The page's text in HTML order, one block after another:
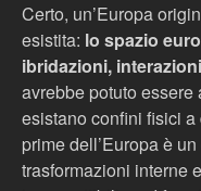
Certo, un’Europa
esistita: lo spazio
ibridazioni,
avrebbe potuto
esistano confini fisici
prime dell’Europa è
trasformazioni interne